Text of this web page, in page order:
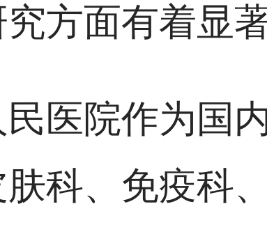
方面有着显著
医院作为国
科、免疫科